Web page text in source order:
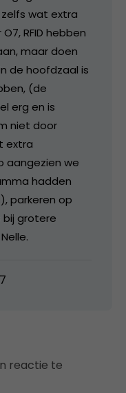
wat extra
RFID hebben
maar doen
de hoofdzaal is
(de
erg en is
niet door
extra
aangezien we
hadden
parkeren op
bij grotere
reactie te